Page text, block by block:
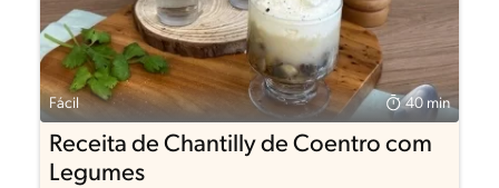
Fácil 40 min
Receita de Chantilly de Coentro com
Legumes